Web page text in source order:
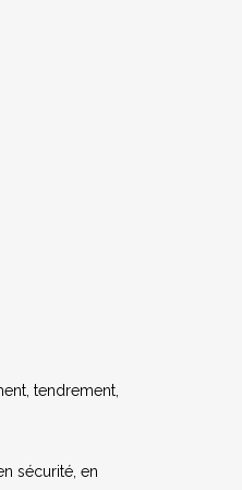
tendrement,
sécurité, en